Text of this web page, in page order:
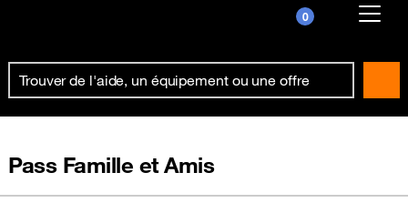
0
Already customer ?
Pass Famille et Amis